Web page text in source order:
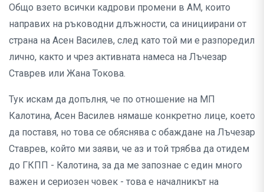
Общо взето всички кадрови промени в АМ, които
направих на ръководни длъжности, са инициирани от
страна на Асен Василев, след като той ми е разпоредил
лично, както и чрез активната намеса на Лъчезар
Ставрев или Жана Токова.
Тук искам да допълня, че по отношение на МП
Калотина, Асен Василев нямаше конкретно лице, което
да поставя, но това се обяснява с обаждане на Лъчезар
Ставрев, който ми заяви, че аз и той трябва да отидем
до ГКПП - Калотина, за да ме запознае с един много
важен и сериозен човек - това е началникът на